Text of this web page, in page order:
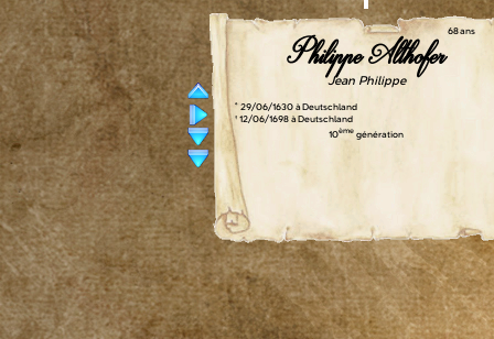
68 ans
Philippe Althofer
Jean Philippe
° 29/06/1630 à Deutschland
† 12/06/1698 à Deutschland
10ème génération